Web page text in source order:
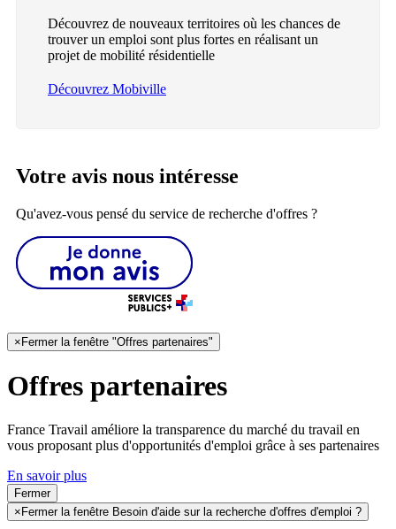
Découvrez de nouveaux territoires où les chances de
trouver un emploi sont plus fortes en réalisant un
projet de mobilité résidentielle
Découvrez Mobiville
Votre avis nous intéresse
Qu'avez-vous pensé du service de recherche d'offres ?
× Fermer la fenêtre "Offres partenaires"
Offres partenaires
France Travail améliore la transparence du marché du travail en
vous proposant plus d'opportunités d'emploi grâce à ses partenaires
En savoir plus
Fermer
×Fermer la fenêtre Besoin d'aide sur la recherche d'offres d'emploi ?